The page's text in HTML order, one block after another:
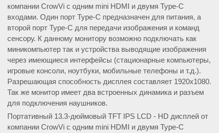
компании CrowVi с одним mini HDMI и двумя Type-C
входами. Один порт Type-C предназначен для питания, а
второй порт Type-C для передачи изображения и команд
сенсору. К данному монитору возможно подключать как
миникомпьютер так и устройства выводящие изображения
через имеющиеся интерфейсы (стационарные компьютеры,
игровые консоли, ноутбуки, мобильные телефоны и т.д.).
Разрешающая способность дисплея составляет 1920x1080.
Так же монитор имеет два встроенных динамика и разъем
для подключения наушников.
Портативный 13.3-дюймовый TFT IPS LCD - HD дисплей от
компании CrowVi с одним mini HDMI и двумя Type-C